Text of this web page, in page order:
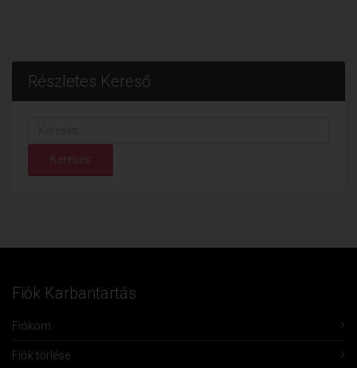
Részletes Kereső
Keresés
Fiók Karbantartás
Fiókom
Fiók törlése